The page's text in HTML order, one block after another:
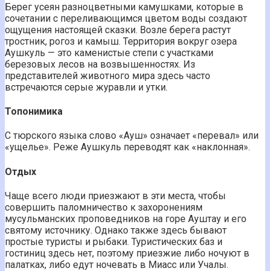
Берег усеян разноцветными камушками, которые в
сочетании с переливающимся цветом воды создают
ощущения настоящей сказки. Возле берега растут
тростник, рогоз и камыш. Территория вокруг озера
Аушкуль — это каменистые степи с участками
березовых лесов на возвышенностях. Из
представителей животного мира здесь часто
встречаются серые журавли и утки.
Топонимика
С тюрского языка слово «Ауш» означает «перевал» или
«ущелье». Реже Аушкуль переводят как «наклонная».
Отдых
Чаще всего люди приезжают в эти места, чтобы
совершить паломничество к захоронениям
мусульманских проповедников на горе Ауштау и его
святому источнику. Однако также здесь бывают
простые туристы и рыбаки. Туристических баз и
гостиниц здесь нет, поэтому приезжие либо ночуют в
палатках, либо едут ночевать в Миасс или Учалы.